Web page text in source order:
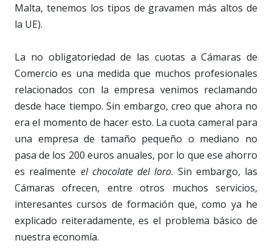
Malta, tenemos los tipos de gravamen más altos de
la UE).
La no obligatoriedad de las cuotas a Cámaras de
Comercio es una medida que muchos profesionales
relacionados con la empresa venimos reclamando
desde hace tiempo. Sin embargo, creo que ahora no
era el momento de hacer esto. La cuota cameral para
una empresa de tamaño pequeño o mediano no
pasa de los 200 euros anuales, por lo que ese ahorro
es realmente el chocolate del loro. Sin embargo, las
Cámaras ofrecen, entre otros muchos servicios,
interesantes cursos de formación que, como ya he
explicado reiteradamente, es el problema básico de
nuestra economía.